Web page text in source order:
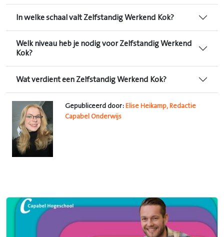
In welke schaal valt Zelfstandig Werkend Kok?
Welk niveau heb je nodig voor Zelfstandig Werkend
Kok?
Wat verdient een Zelfstandig Werkend Kok?
Gepubliceerd door: Elise Heikamp, Redactie
Capabel Onderwijs